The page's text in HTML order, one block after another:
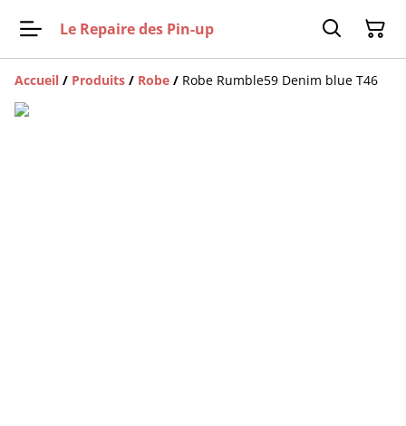
Le Repaire des Pin-up
Accueil / Produits / Robe / Robe Rumble59 Denim blue T46